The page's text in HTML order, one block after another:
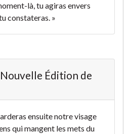
là, tu agiras envers
constateras. »
Édition de
ensuite notre visage
qui mangent les mets du